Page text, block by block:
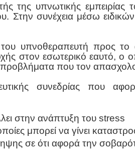
της υπνωτικής εμπειρίας
Στην συνέχεια μέσω
υπνοθεραπευτή προς το
στον εσωτερικό εαυτό, ο
προβλήματα που τον
συνεδρίας που
στην ανάπτυξη του stress
μπορεί να γίνει
σε ότι αφορά την